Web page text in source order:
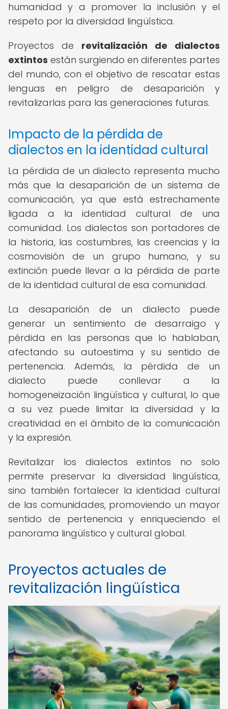
humanidad y a promover la inclusión y el
respeto por la diversidad lingüística.
Proyectos de revitalización de dialectos
extintos están surgiendo en diferentes partes
del mundo, con el objetivo de rescatar estas
lenguas en peligro de desaparición y
revitalizarlas para las generaciones futuras.
Impacto de la pérdida de
dialectos en la identidad cultural
La pérdida de un dialecto representa mucho
más que la desaparición de un sistema de
comunicación, ya que está estrechamente
ligada a la identidad cultural de una
comunidad. Los dialectos son portadores de
la historia, las costumbres, las creencias y la
cosmovisión de un grupo humano, y su
extinción puede llevar a la pérdida de parte
de la identidad cultural de esa comunidad.
La desaparición de un dialecto puede
generar un sentimiento de desarraigo y
pérdida en las personas que lo hablaban,
afectando su autoestima y su sentido de
pertenencia. Además, la pérdida de un
dialecto puede conllevar a la
homogeneización lingüística y cultural, lo que
a su vez puede limitar la diversidad y la
creatividad en el ámbito de la comunicación
y la expresión.
Revitalizar los dialectos extintos no solo
permite preservar la diversidad lingüística,
sino también fortalecer la identidad cultural
de las comunidades, promoviendo un mayor
sentido de pertenencia y enriqueciendo el
panorama lingüístico y cultural global.
Proyectos actuales de
revitalización lingüística